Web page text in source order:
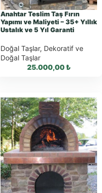
Anahtar Teslim Taş Fırın
Yapımı ve Maliyeti – 35+ Yıllık
Ustalık ve 5 Yıl Garanti
Doğal Taşlar, Dekoratif ve
Doğal Taşlar
25.000,00₺
WhatsApp ile
Sipariş
WhatsApp Teklif
Al